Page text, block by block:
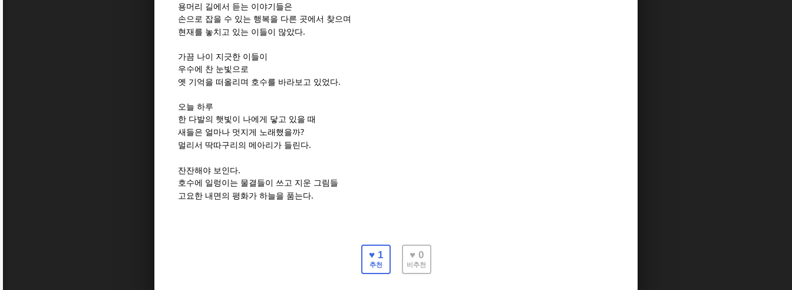
용머리 길에서 듣는 이야기들은
손으로 잡을 수 있는 행복을 다른 곳에서 찾으며
현재를 놓치고 있는 이들이 많았다.
가끔 나이 지긋한 이들이
우수에 찬 눈빛으로
옛 기억을 떠올리며 호수를 바라보고 있었다.
오늘 하루
한 다발의 햇빛이 나에게 닿고 있을 때
새들은 얼마나 멋지게 노래했을까?
멀리서 딱따구리의 메아리가 들린다.
잔잔해야 보인다.
호수에 일렁이는 물결들이 쓰고 지운 그림들
고요한 내면의 평화가 하늘을 품는다.
♥ 1
추천
♥ 0
비추천